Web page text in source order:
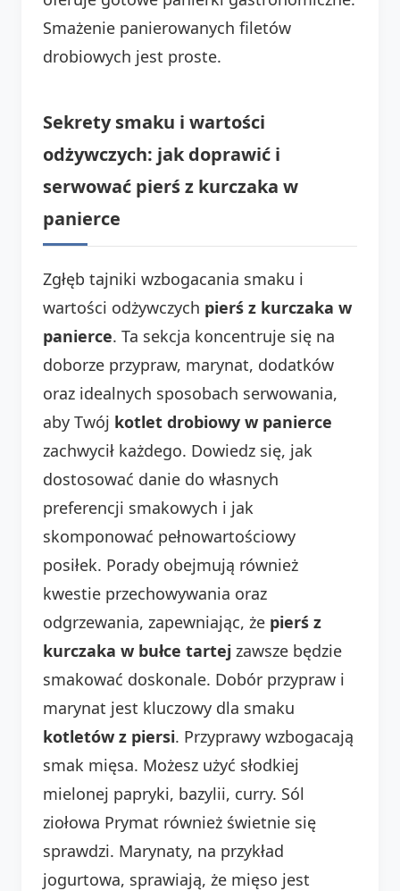
Smażenie panierowanych filetów
drobiowych jest proste.
Sekrety smaku i wartości
odżywczych: jak doprawić i
serwować pierś z kurczaka w
panierce
Zgłęb tajniki wzbogacania smaku i
wartości odżywczych pierś z kurczaka w
panierce. Ta sekcja koncentruje się na
doborze przypraw, marynat, dodatków
oraz idealnych sposobach serwowania,
aby Twój kotlet drobiowy w panierce
zachwycił każdego. Dowiedz się, jak
dostosować danie do własnych
preferencji smakowych i jak
skomponować pełnowartościowy
posiłek. Porady obejmują również
kwestie przechowywania oraz
odgrzewania, zapewniając, że pierś z
kurczaka w bułce tartej zawsze będzie
smakować doskonale. Dobór przypraw i
marynat jest kluczowy dla smaku
kotletów z piersi. Przyprawy wzbogacają
smak mięsa. Możesz użyć słodkiej
mielonej papryki, bazylii, curry. Sól
ziołowa Prymat również świetnie się
sprawdzi. Marynaty, na przykład
jogurtowa, sprawiają, że mięso jest